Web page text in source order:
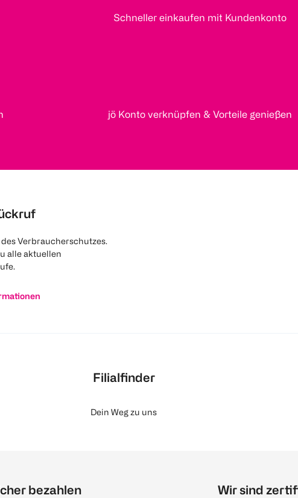
Schneller einkaufen mit Kundenkonto
jö Konto verknüpfen & Vorteile genießen
Verbraucherschutzes.
alle aktuellen
Filialfinder
Dein Weg zu uns
bezahlen Wir sind